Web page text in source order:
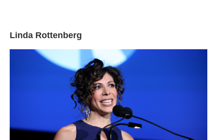
Linda Rottenberg